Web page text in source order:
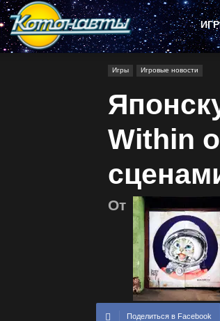
Котонавты
Игры Игровые новости
Within
От
Поделиться в Facebook